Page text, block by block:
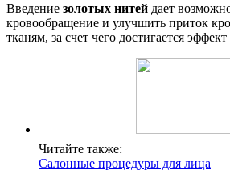
Введение золотых нитей дает
кровообращение и улучшить приток
тканям, за счет чего достигается
Читайте также:
Салонные процедуры для лица